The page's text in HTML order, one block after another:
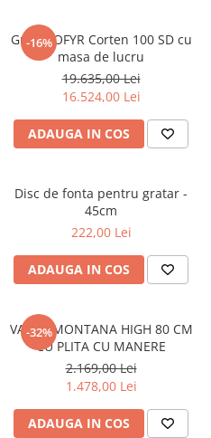
-16%
Gratar OFYR Corten 100 SD cu
masa de lucru
19.635,00 Lei
16.524,00 Lei
ADAUGA IN COS
Disc de fonta pentru gratar -
45cm
222,00 Lei
ADAUGA IN COS
-32%
VATRA MONTANA HIGH 80 CM
CU PLITA CU MANERE
2.169,00 Lei
1.478,00 Lei
ADAUGA IN COS